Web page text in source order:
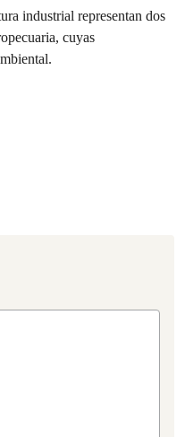
industrial representan dos
cuyas